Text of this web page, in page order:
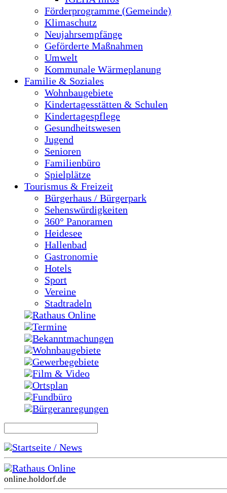
Förderprogramme (Gemeinde)
Klimaschutz
Neujahrsempfänge
Geförderte Maßnahmen
Umwelt
Kommunale Wärmeplanung
Familie & Soziales
Wohnbaugebiete
Kindertagesstätten & Schulen
Kindertagespflege
Gesundheitswesen
Jugend
Senioren
Familienbüro
Spielplätze
Tourismus & Freizeit
Bürgerhaus / Bürgerpark
Sehenswürdigkeiten
360° Panoramen
Heidesee
Hallenbad
Gastronomie
Hotels
Sport
Vereine
Stadtradeln
Rathaus Online
Termine
Bekanntmachungen
Wohnbaugebiete
Gewerbegebiete
Film & Video
Ortsplan
Fundbüro
Bürgeranregungen
Startseite / News
Rathaus Online
online.holdorf.de